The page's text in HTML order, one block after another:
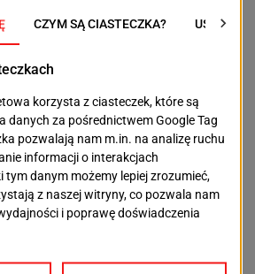
i podkarpackiego. Dotyczą
grupy przestępczej, zajmującej
oraz loteriami
się Krajowa Administracja
KAS
od rana w działaniach
ze śledztwem